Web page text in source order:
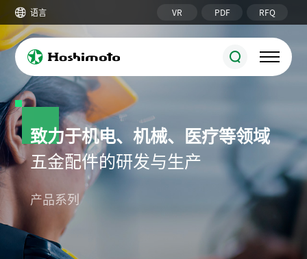
语言 VR PDF RFQ
机柜锁附件
致力于机电、机械、医疗等领域
五金配件的研发与生产
产品系列